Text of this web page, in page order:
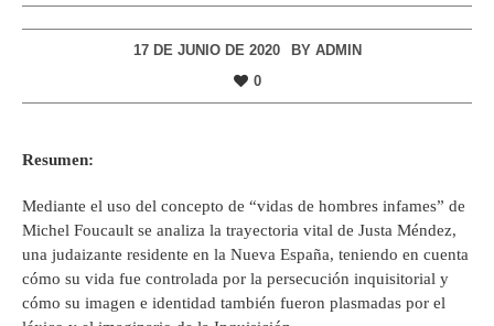
17 DE JUNIO DE 2020 BY ADMIN
0
Resumen:
Mediante el uso del concepto de “vidas de hombres infames” de
Michel Foucault se analiza la trayectoria vital de Justa Méndez,
una judaizante residente en la Nueva España, teniendo en cuenta
cómo su vida fue controlada por la persecución inquisitorial y
cómo su imagen e identidad también fueron plasmadas por el